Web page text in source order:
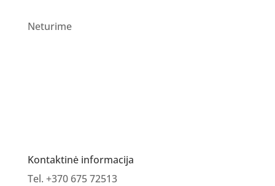
Neturime
Kontaktinė informacija
Tel. +370 675 72513